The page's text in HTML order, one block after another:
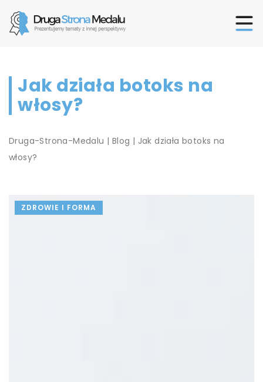
Jak działa botoks na
włosy?
Druga-Strona-Medalu | Blog | Jak działa botoks na
włosy?
ZDROWIE I FORMA